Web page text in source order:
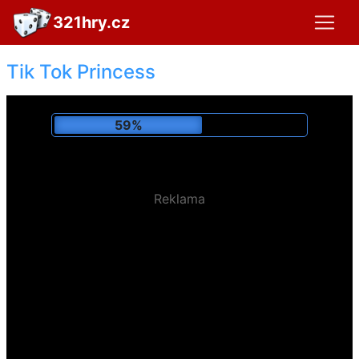
321hry.cz
Tik Tok Princess
63%
Reklama